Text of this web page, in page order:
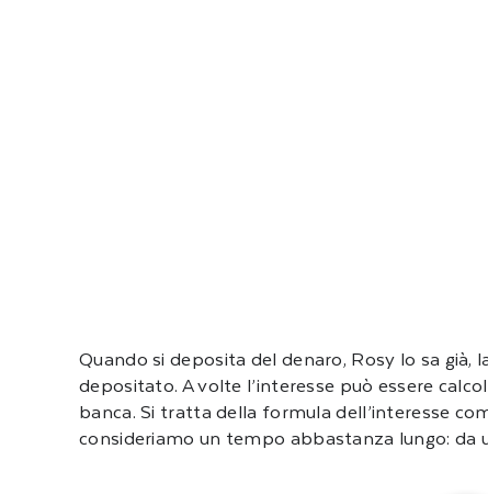
Quando si deposita del denaro, Rosy lo sa
depositato. A volte l’interesse può essere
banca. Si tratta della formula dell’interesse
consideriamo un tempo abbastanza lungo: